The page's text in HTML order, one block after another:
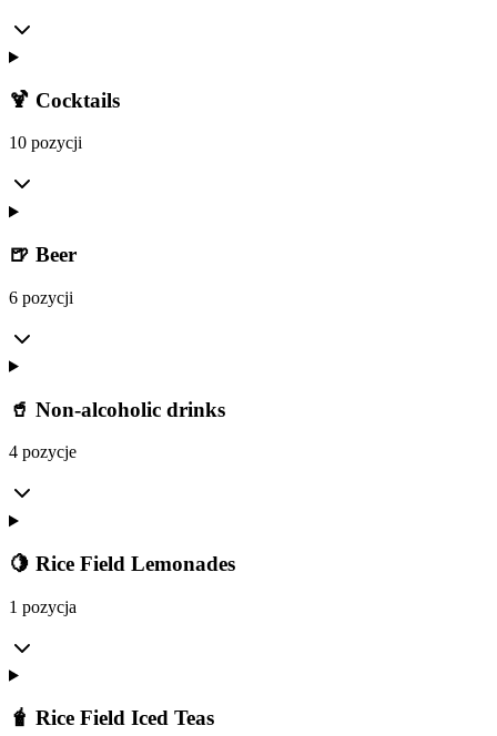
🍹 Cocktails
10 pozycji
🍺 Beer
6 pozycji
🥤 Non-alcoholic drinks
4 pozycje
🍋 Rice Field Lemonades
1 pozycja
🧋 Rice Field Iced Teas